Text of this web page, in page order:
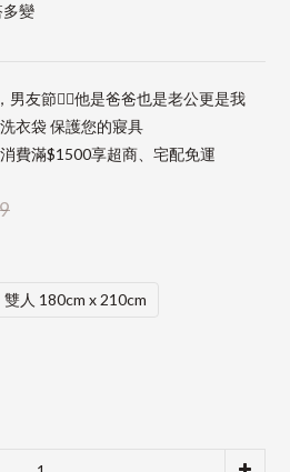
變
男友節👱‍♂️他是爸爸也是老公更是我
衣袋 保護您的寢具
費滿$1500享超商、宅配免運
雙人 180cm x 210cm